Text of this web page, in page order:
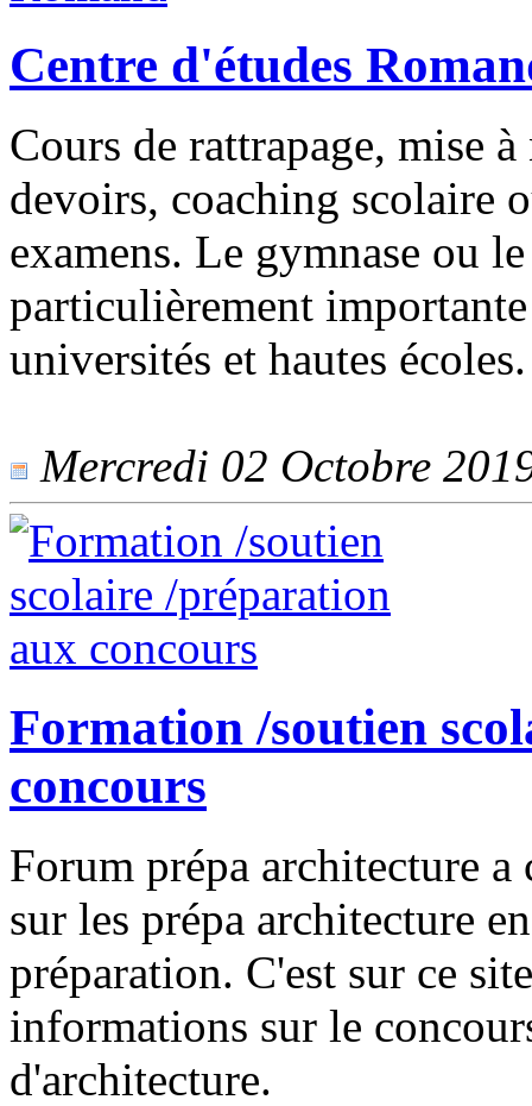
Centre d'études
Cours de rattrapage, mise
devoirs, coaching scolaire
examens. Le gymnase ou
particulièrement
universités et hautes écoles.
Mercredi 02 Octobre
Formation /soutien
concours
Forum prépa architecture
sur les prépa architecture
préparation. C'est sur ce
informations sur le
d'architecture.